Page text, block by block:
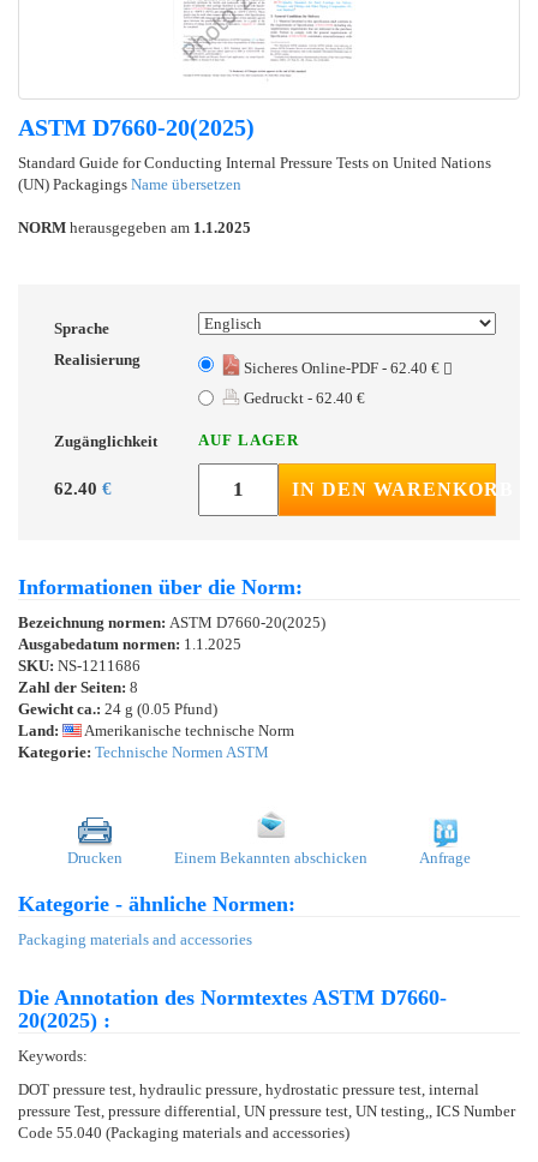
ASTM D7660-20(2025)
Standard Guide for Conducting Internal Pressure Tests on United Nations
(UN) Packagings Name übersetzen
NORM herausgegeben am 1.1.2025
Sprache
Realisierung
Sicheres Online-PDF - 62.40 €
Gedruckt - 62.40 €
Zugänglichkeit AUF LAGER
62.40 € IN DEN WARENKORB
Informationen über die Norm:
Bezeichnung normen: ASTM D7660-20(2025)
Ausgabedatum normen: 1.1.2025
SKU: NS-1211686
Zahl der Seiten: 8
Gewicht ca.: 24 g (0.05 Pfund)
Land:
Amerikanische technische Norm
Kategorie: Technische Normen ASTM
Drucken Einem Bekannten abschicken Anfrage
Kategorie - ähnliche Normen:
Packaging materials and accessories
Die Annotation des Normtextes ASTM D7660-
20(2025) :
Keywords:
DOT pressure test, hydraulic pressure, hydrostatic pressure test, internal
pressure Test, pressure differential, UN pressure test, UN testing,, ICS Number
Code 55.040 (Packaging materials and accessories)